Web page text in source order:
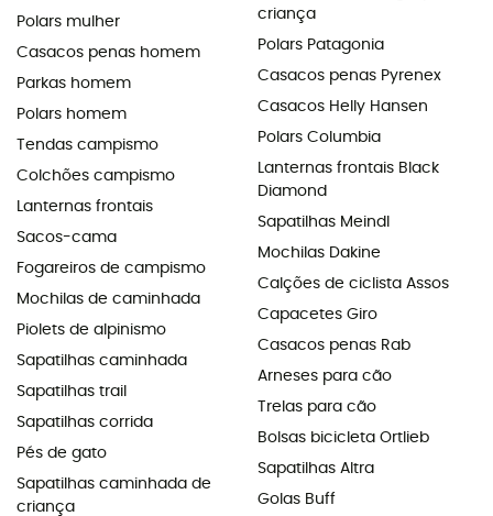
Polars mulher
Casacos penas homem
Parkas homem
Polars homem
Tendas campismo
Colchões campismo
Lanternas frontais
Sacos-cama
Fogareiros de campismo
Mochilas de caminhada
Piolets de alpinismo
Sapatilhas caminhada
Sapatilhas trail
Sapatilhas corrida
Pés de gato
Sapatilhas caminhada de
criança
criança
Polars Patagonia
Casacos penas Pyrenex
Casacos Helly Hansen
Polars Columbia
Lanternas frontais Black
Diamond
Sapatilhas Meindl
Mochilas Dakine
Calções de ciclista Assos
Capacetes Giro
Casacos penas Rab
Arneses para cão
Trelas para cão
Bolsas bicicleta Ortlieb
Sapatilhas Altra
Golas Buff